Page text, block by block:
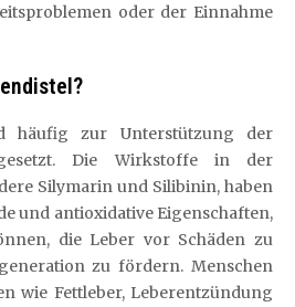
oder der Einnahme
häufig zur Unterstützung der
Die Wirkstoffe in der
Silymarin und Silibinin, haben
und antioxidative Eigenschaften,
die Leber vor Schäden zu
zu fördern. Menschen
wie Fettleber, Leberentzündung